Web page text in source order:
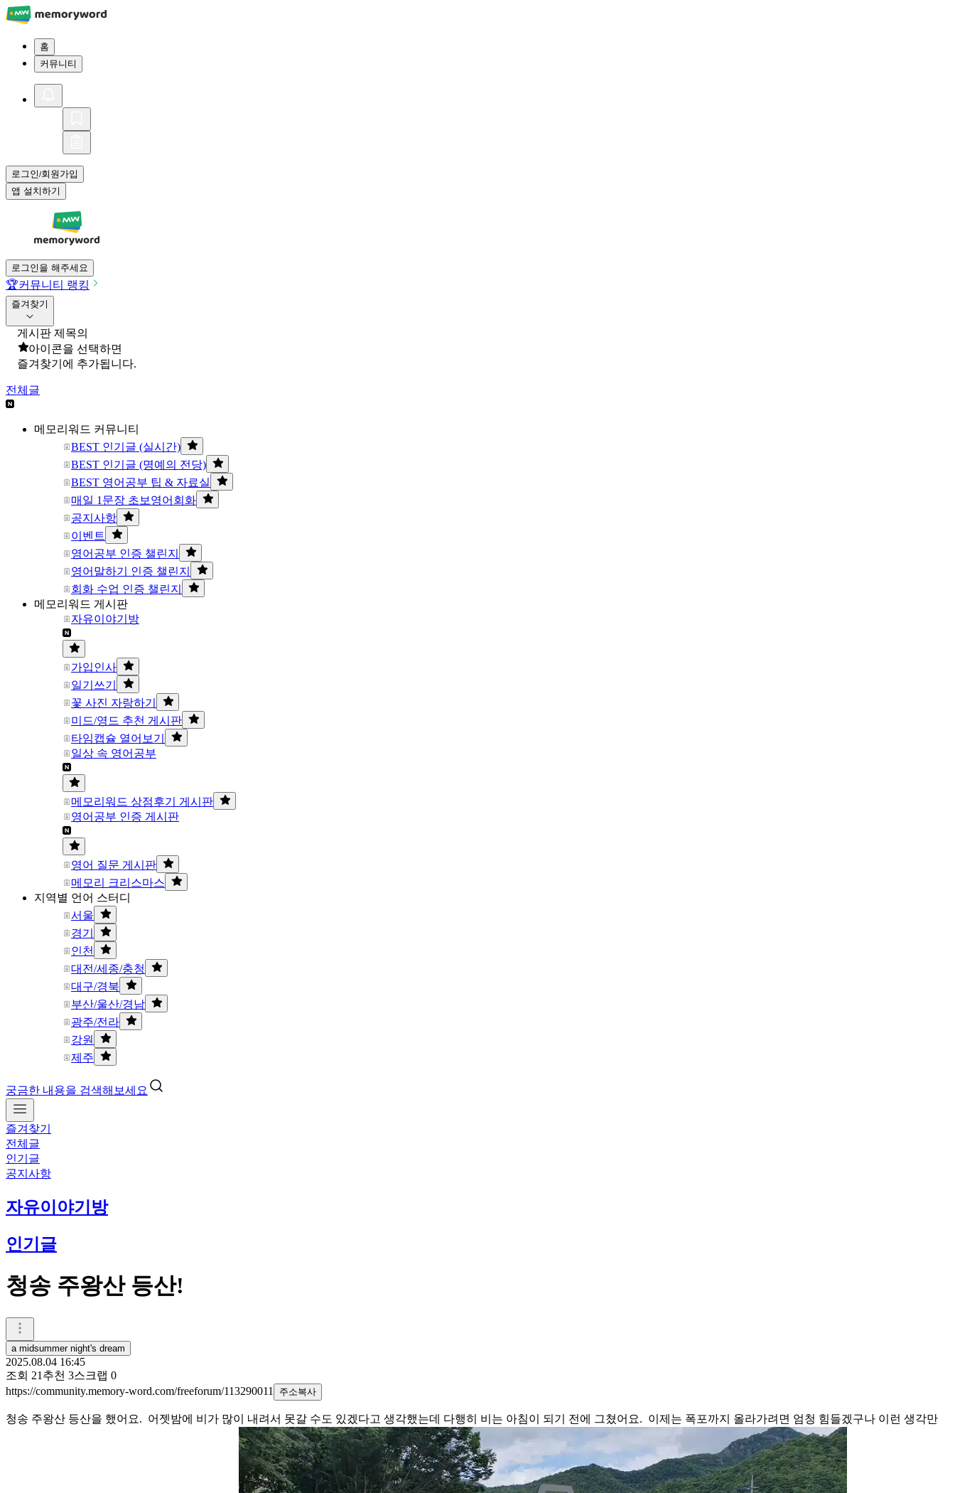
홈
커뮤니티
로그인/회원가입
앱 설치하기
로그인을 해주세요
🏆커뮤니티 랭킹
즐겨찾기
게시판 제목의
아이콘을 선택하면
즐겨찾기에 추가됩니다.
전체글
메모리워드 커뮤니티
BEST 인기글 (실시간)
BEST 인기글 (명예의 전당)
BEST 영어공부 팁 & 자료실
매일 1문장 초보영어회화
공지사항
이벤트
영어공부 인증 챌린지
영어말하기 인증 챌린지
회화 수업 인증 챌린지
메모리워드 게시판
자유이야기방
가입인사
일기쓰기
꽃 사진 자랑하기
미드/영드 추천 게시판
타임캡슐 열어보기
일상 속 영어공부
메모리워드 상점후기 게시판
영어공부 인증 게시판
영어 질문 게시판
메모리 크리스마스
지역별 언어 스터디
서울
경기
인천
대전/세종/충청
대구/경북
부산/울산/경남
광주/전라
강원
제주
궁금한 내용을 검색해보세요
즐겨찾기
전체글
인기글
공지사항
자유이야기방
인기글
청송 주왕산 등산!
a midsummer night's dream
2025.08.04 16:45
조회 21 추천 3스크랩 0
https://community.memory-word.com/freeforum/113290011
주소복사
청송 주왕산 등산을 했어요. 어젯밤에 비가 많이 내려서 못갈 수도 있겠다고 생각했는데 다행히 비는 아침이 되기 전에 그쳤어요. 이제는 폭포까지 올라가려면 엄청 힘들겠구나 이런 생각만